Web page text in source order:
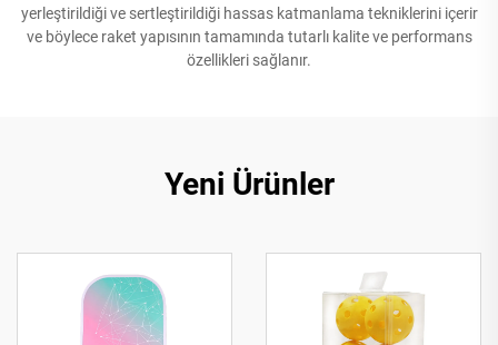
yerleştirildiği ve sertleştirildiği hassas katmanlama tekniklerini içerir
ve böylece raket yapısının tamamında tutarlı kalite ve performans
özellikleri sağlanır.
Yeni Ürünler